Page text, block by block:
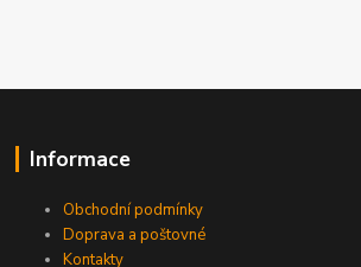
Informace
Obchodní podmínky
Doprava a poštovné
Kontakty